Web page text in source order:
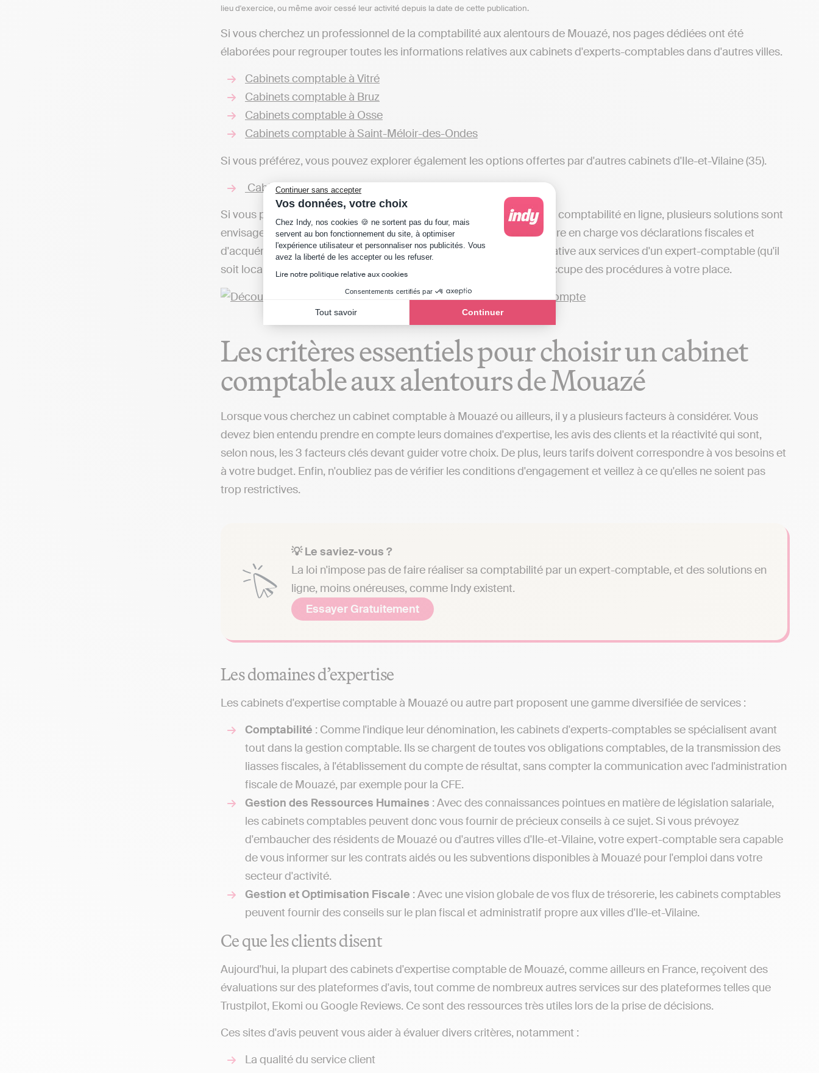
Continuer sans accepter
Vos données, votre choix
Plateforme de Gestion du Consentement : Personnalisez vos Options
Chez Indy, nos cookies 🍪 ne sortent pas du four, mais
servent au bon fonctionnement du site, à optimiser
l'expérience utilisateur et personnaliser nos publicités. Vous
avez la liberté de les accepter ou les refuser.
Lire notre politique relative aux cookies
Consentements certifiés par
Tout savoir Continuer
Axeptio consent
lieu d'exercice, ou même avoir cessé leur activité depuis la date de cette publication.
Si vous cherchez un professionnel de la comptabilité aux alentours de Mouazé, nos pages dédiées ont été
élaborées pour regrouper toutes les informations relatives aux cabinets d'experts-comptables dans d'autres villes.
Cabinets comptable à Vitré
Cabinets comptable à Bruz
Cabinets comptable à Osse
Cabinets comptable à Saint-Méloir-des-Ondes
Si vous préférez, vous pouvez explorer également les options offertes par d'autres cabinets d'Ile-et-Vilaine (35).
Cabinets comptable en Ile-et-Vilaine
Si vous préférez avoir une autonomie totale dans la gestion de votre comptabilité en ligne, plusieurs solutions sont
envisageables, telles d'Indy. Ces solutions vous permettent de prendre en charge vos déclarations fiscales et
d'acquérir une indépendance dans la gestion comptable, une alternative aux services d'un expert-comptable (qu'il
soit localisé aux environs de Mouazé ou dans d'autres villes), qui s'occupe des procédures à votre place.
Les critères essentiels pour choisir un cabinet
comptable aux alentours de Mouazé
Lorsque vous cherchez un cabinet comptable à Mouazé ou ailleurs, il y a plusieurs facteurs à considérer. Vous
devez bien entendu prendre en compte leurs domaines d'expertise, les avis des clients et la réactivité qui sont,
selon nous, les 3 facteurs clés devant guider votre choix. De plus, leurs tarifs doivent correspondre à vos besoins et
à votre budget. Enfin, n'oubliez pas de vérifier les conditions d'engagement et veillez à ce qu'elles ne soient pas
trop restrictives.
💡 Le saviez-vous ?
La loi n'impose pas de faire réaliser sa comptabilité par un expert-comptable, et des solutions en
ligne, moins onéreuses, comme Indy existent.
Essayer Gratuitement
Les domaines d’expertise
Les cabinets d'expertise comptable à Mouazé ou autre part proposent une gamme diversifiée de services :
Comptabilité : Comme l'indique leur dénomination, les cabinets d'experts-comptables se spécialisent avant
tout dans la gestion comptable. Ils se chargent de toutes vos obligations comptables, de la transmission des
liasses fiscales, à l'établissement du compte de résultat, sans compter la communication avec l'administration
fiscale de Mouazé, par exemple pour la CFE.
Gestion des Ressources Humaines : Avec des connaissances pointues en matière de législation salariale,
les cabinets comptables peuvent donc vous fournir de précieux conseils à ce sujet. Si vous prévoyez
d'embaucher des résidents de Mouazé ou d'autres villes d'Ile-et-Vilaine, votre expert-comptable sera capable
de vous informer sur les contrats aidés ou les subventions disponibles à Mouazé pour l'emploi dans votre
secteur d'activité.
Gestion et Optimisation Fiscale : Avec une vision globale de vos flux de trésorerie, les cabinets comptables
peuvent fournir des conseils sur le plan fiscal et administratif propre aux villes d'Ile-et-Vilaine.
Ce que les clients disent
Aujourd'hui, la plupart des cabinets d'expertise comptable de Mouazé, comme ailleurs en France, reçoivent des
évaluations sur des plateformes d'avis, tout comme de nombreux autres services sur des plateformes telles que
Trustpilot, Ekomi ou Google Reviews. Ce sont des ressources très utiles lors de la prise de décisions.
Ces sites d'avis peuvent vous aider à évaluer divers critères, notamment :
La qualité du service client